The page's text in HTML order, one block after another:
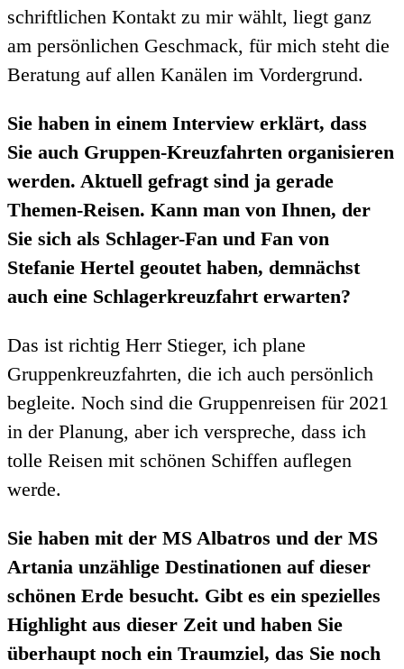
schriftlichen Kontakt zu mir wählt, liegt ganz
am persönlichen Geschmack, für mich steht die
Beratung auf allen Kanälen im Vordergrund.
Sie haben in einem Interview erklärt, dass
Sie auch Gruppen-Kreuzfahrten organisieren
werden. Aktuell gefragt sind ja gerade
Themen-Reisen. Kann man von Ihnen, der
Sie sich als Schlager-Fan und Fan von
Stefanie Hertel geoutet haben, demnächst
auch eine Schlagerkreuzfahrt erwarten?
Das ist richtig Herr Stieger, ich plane
Gruppenkreuzfahrten, die ich auch persönlich
begleite. Noch sind die Gruppenreisen für 2021
in der Planung, aber ich verspreche, dass ich
tolle Reisen mit schönen Schiffen auflegen
werde.
Sie haben mit der MS Albatros und der MS
Artania unzählige Destinationen auf dieser
schönen Erde besucht. Gibt es ein spezielles
Highlight aus dieser Zeit und haben Sie
überhaupt noch ein Traumziel, das Sie noch